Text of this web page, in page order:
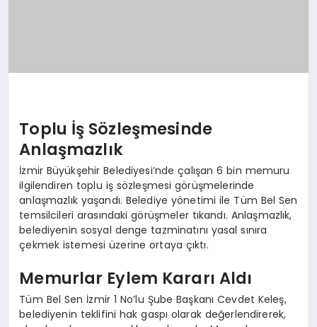
Toplu İş Sözleşmesinde
Anlaşmazlık
İzmir Büyükşehir Belediyesi’nde çalışan 6 bin memuru
ilgilendiren toplu iş sözleşmesi görüşmelerinde
anlaşmazlık yaşandı. Belediye yönetimi ile Tüm Bel Sen
temsilcileri arasındaki görüşmeler tıkandı. Anlaşmazlık,
belediyenin sosyal denge tazminatını yasal sınıra
çekmek istemesi üzerine ortaya çıktı.
Memurlar Eylem Kararı Aldı
Tüm Bel Sen İzmir 1 No’lu Şube Başkanı Cevdet Keleş,
belediyenin teklifini hak gaspı olarak değerlendirerek,